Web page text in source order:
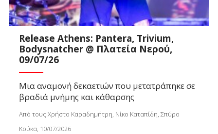
Release Athens: Pantera, Trivium,
Bodysnatcher @ Πλατεία Νερού,
09/07/26
Μια αναμονή δεκαετιών που μετατράπηκε σε
βραδιά μνήμης και κάθαρσης
Από τους Χρήστο Καραδημήτρη, Νίκο Καταπίδη, Σπύρο
Κούκα, 10/07/2026